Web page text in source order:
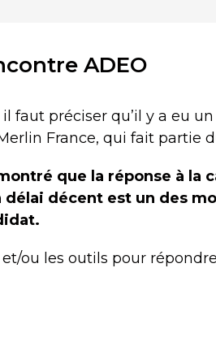
ADEO
faut préciser qu’il y a eu
France, qui fait partie
que la réponse à la
délai décent est un des
et/ou les outils pour